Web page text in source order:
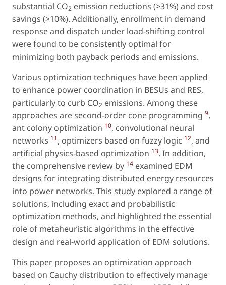
substantial CO2 emission reductions (>31%) and cost
savings (>10%). Additionally, enrollment in demand
response and dispatch under load-shifting control
were found to be consistently optimal for
minimizing both payback periods and emissions.
Various optimization techniques have been applied
to enhance power coordination in BESUs and RES,
particularly to curb CO2 emissions. Among these
approaches are second-order cone programming 9,
ant colony optimization 10, convolutional neural
networks 11, optimizers based on fuzzy logic 12, and
artificial physics-based optimization 13. In addition,
the comprehensive review by 14 examined EDM
designs for integrating distributed energy resources
into power networks. This study explored a range of
solutions, including exact and probabilistic
optimization methods, and highlighted the essential
role of metaheuristic algorithms in the effective
design and real-world application of EDM solutions.
This paper proposes an optimization approach
based on Cauchy distribution to effectively manage